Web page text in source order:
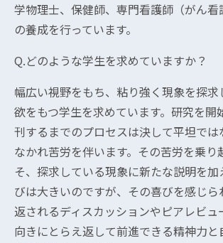
学物理士、保健師、専門看護師（がん看
の養成を行っています。
Q.どのような学生を求めていますか？
幅広い視野をもち、粘り強く現象を探
欲をもつ学生を求めています。研究を開
刊するまでのプロセスは決して平坦では
なかれ苦労を伴います。その苦労を乗り
そ、探求している現象に新たな説明を
びは大きいのですが、その喜びを感じら
返されるディスカッションやピアレビュ
向きにとらえ返して前進できる精神力